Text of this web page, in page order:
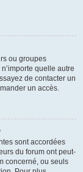
ou groupes
quelle autre
de contacter un
un accès.
sont accordées
du forum ont peut-
concerné, ou seuls